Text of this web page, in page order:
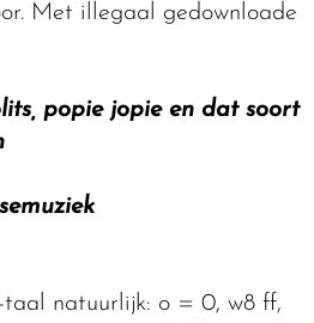
Met illegaal gedownloade
popie jopie en dat soort
natuurlijk: o = 0, w8 ff,